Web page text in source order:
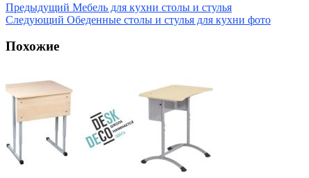
Предыдущий Мебель для кухни столы и стулья
Следующий Обеденные столы и стулья для кухни фото
Похожие